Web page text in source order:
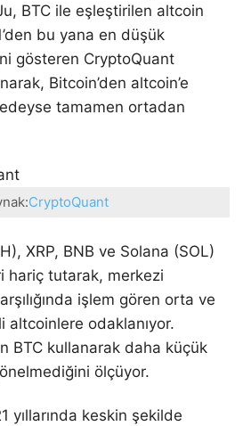
BTC ile eşleştirilen altcoin
bu yana en düşük
gösteren CryptoQuant
Bitcoin’den altcoin’e
tamamen ortadan
CryptoQuant
XRP, BNB ve Solana (SOL)
hariç tutarak, merkezi
işlem gören orta ve
altcoinlere odaklanıyor.
BTC kullanarak daha küçük
ölçüyor.
yıllarında keskin şekilde